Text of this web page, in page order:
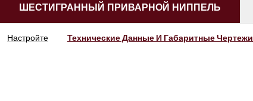
ШЕСТИГРАННЫЙ ПРИВАРНОЙ НИППЕЛЬ
Настройте Технические Данные И Габаритные Чертежи